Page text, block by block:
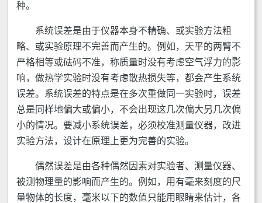
种。
系统误差是由于仪器本身不精确、或实验方法粗
略、或实验原理不完善而产生的。例如，天平的两臂不
严格相等或砝码不准，称质量时没有考虑空气浮力的影
响，做热学实验时没有考虑散热损失等，都会产生系统
误差。系统误差的特点是在多次重做同一实验时，误差
总是同样地偏大或偏小，不会出现这几次偏大另几次偏
小的情况。要减小系统误差，必须校准测量仪器，改进
实验方法，设计在原理上更为完善的实验。
偶然误差是由各种偶然因素对实验者、测量仪器、
被测物理量的影响而产生的。例如，用有毫来刻度的尺
量物体的长度，毫米以下的数值只能用眼睛来估计，各